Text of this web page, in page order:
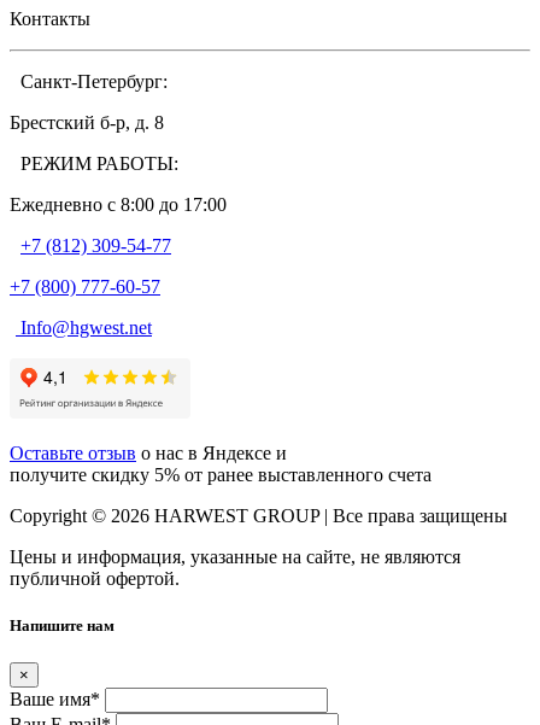
Контакты
Санкт-Петербург:
Брестский б-р, д. 8
РЕЖИМ РАБОТЫ:
Ежедневно c 8:00 до 17:00
+7 (812) 309-54-77
+7 (800) 777-60-57
Info@hgwest.net
Оставьте отзыв о нас в Яндексе и
получите скидку 5% от ранее выставленного счета
Copyright © 2026 HARWEST GROUP | Все права защищены
Цены и информация, указанные на сайте, не являются
публичной офертой.
Напишите нам
×
Ваше имя*